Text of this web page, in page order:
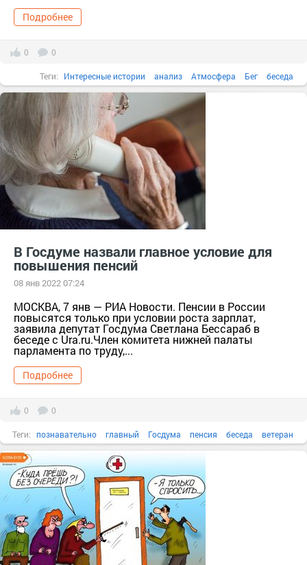
Подробнее
0 0
Теги: Интересные истории анализ Атмосфера Бег беседа
В Госдуме назвали главное условие для
повышения пенсий
08 янв 2022 07:24
МОСКВА, 7 янв — РИА Новости. Пенсии в России
повысятся только при условии роста зарплат,
заявила депутат Госдума Светлана Бессараб в
беседе с Ura.ru.Член комитета нижней палаты
парламента по труду,...
Подробнее
0 0
Теги: познавательно главный Госдума пенсия беседа ветеран